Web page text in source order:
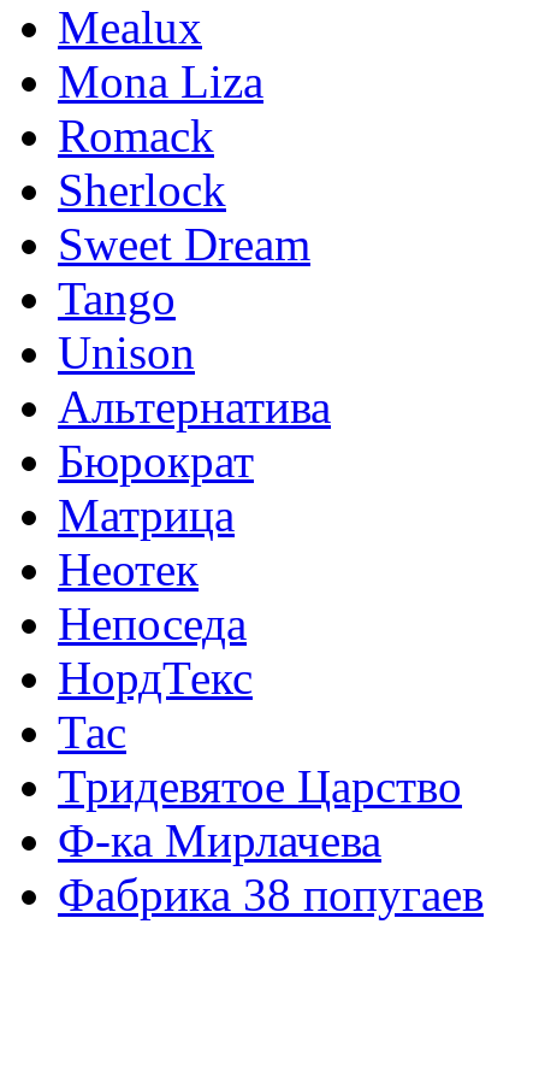
Mealux
Mona Liza
Romack
Sherlock
Sweet Dream
Tango
Unison
Альтернатива
Бюрократ
Матрица
Неотек
Непоседа
НордТекс
Тас
Тридевятое Царство
Ф-ка Мирлачева
Фабрика 38 попугаев